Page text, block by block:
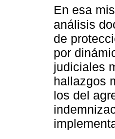
En esa
análisis
de
por
judiciales
hallazgos
los del